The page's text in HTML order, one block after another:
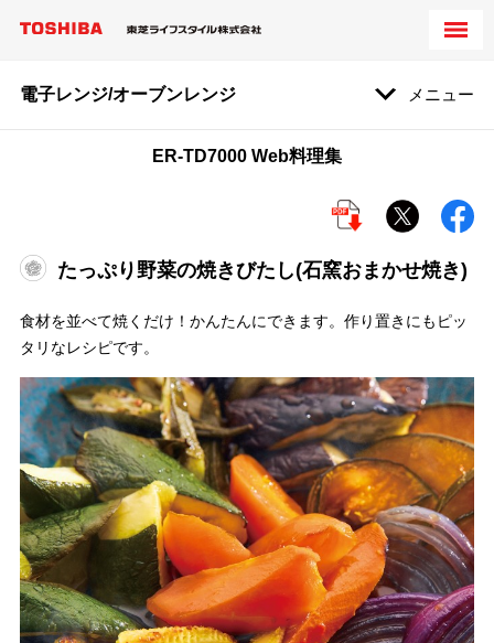
電子レンジ/オーブンレンジ メニュー
ER-TD7000 Web料理集
たっぷり野菜の焼きびたし(石窯おまかせ焼き)
食材を並べて焼くだけ！かんたんにできます。作り置きにもピッ
タリなレシピです。